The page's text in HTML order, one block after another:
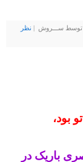
نظر
بود،
باریک در